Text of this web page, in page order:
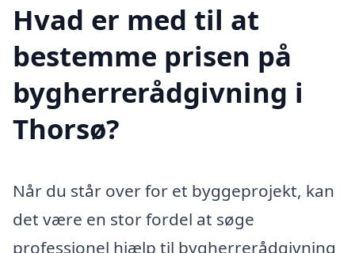
Hvad er med til at
bestemme prisen på
bygherrerådgivning i
Thorsø?
Når du står over for et byggeprojekt, kan
det være en stor fordel at søge
professionel hjælp til bygherrerådgivning